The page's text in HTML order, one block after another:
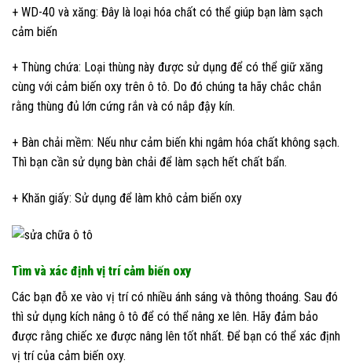
+ WD-40 và xăng: Đây là loại hóa chất có thể giúp bạn làm sạch
cảm biến
+ Thùng chứa: Loại thùng này được sử dụng để có thể giữ xăng
cùng với cảm biến oxy trên ô tô. Do đó chúng ta hãy chắc chắn
rằng thùng đủ lớn cứng rắn và có nắp đậy kín.
+ Bàn chải mềm: Nếu như cảm biến khi ngâm hóa chất không sạch.
Thì bạn cần sử dụng bàn chải để làm sạch hết chất bẩn.
+ Khăn giấy: Sử dụng để làm khô cảm biến oxy
Tìm và xác định vị trí cảm biến oxy
Các bạn đỗ xe vào vị trí có nhiều ánh sáng và thông thoáng. Sau đó
thì sử dụng kích nâng ô tô để có thể nâng xe lên. Hãy đảm bảo
được rằng chiếc xe được nâng lên tốt nhất. Để bạn có thể xác định
vị trí của cảm biến oxy.